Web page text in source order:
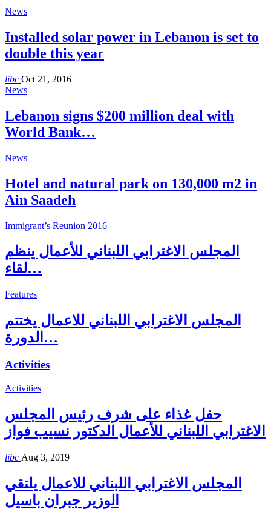
News
Installed solar power in Lebanon is set to
double this year
libc Oct 21, 2016
News
Lebanon signs $200 million deal with
World Bank…
News
Hotel and natural park on 130,000 m2 in
Ain Saadeh
Immigrant’s Reunion 2016
المجلس الاغترابي اللبناني للأعمال ينظم
لقاء…
Features
المجلس الاغترابي اللبناني للاعمال يختتم
الدورة…
Activities
Activities
حفل غذاء على شرف رئيس المجلس
الاغترابي اللبناني للأعمال الدكتور نسيب فواز
libc Aug 3, 2019
المجلس الاغترابي اللبناني للاعمال يلتقي
الوزير جبران باسيل